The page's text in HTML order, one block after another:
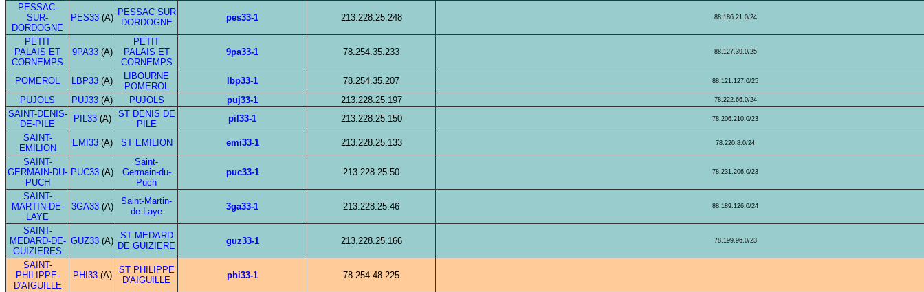
PESSAC-
SUR-
DORDOGNE
PES33 (A)
PESSAC SUR
DORDOGNE
pes33-1 213.228.25.248 88.186.21.0/24
PETIT
PALAIS ET
CORNEMPS
9PA33(A)
PETIT
PALAIS ET
CORNEMPS
9pa33-1 78.254.35.233 88.127.39.0/25
POMEROL LBP33 (A)
LIBOURNE
POMEROL
lbp33-1 78.254.35.207 88.121.127.0/25
PUJOLS PUJ33 (A) PUJOLS puj33-1 213.228.25.197 78.222.66.0/24
SAINT-DENIS-
DE-PILE
PIL33(A)
ST DENIS DE
PILE
pil33-1 213.228.25.150 78.206.210.0/23
SAINT-
EMILION
EMI33(A) ST EMILION emi33-1 213.228.25.133 78.220.8.0/24
SAINT-
GERMAIN-DU-
PUCH
PUC33 (A)
Saint-
Germain-du-
Puch
puc33-1 213.228.25.50 78.231.206.0/23
SAINT-
MARTIN-DE-
LAYE
3GA33(A)
Saint-Martin-
de-Laye
3ga33-1 213.228.25.46 88.189.126.0/24
SAINT-
MEDARD-DE-
GUIZIERES
GUZ33 (A)
ST MEDARD
DE GUIZIERE
guz33-1 213.228.25.166 78.199.96.0/23
SAINT-
PHILIPPE-
D'AIGUILLE
PHI33(A)
ST PHILIPPE
D'AIGUILLE
phi33-1 78.254.48.225